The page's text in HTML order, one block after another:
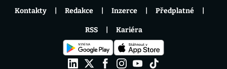
Kontakty Redakce Inzerce Předplatné
RSS Kariéra